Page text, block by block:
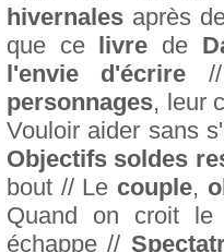
hivernales après
que ce livre de
l'envie d'écrire //
personnages, leur
Vouloir aider sans
Objectifs soldes
bout // Le couple,
Quand on croit
échappe //